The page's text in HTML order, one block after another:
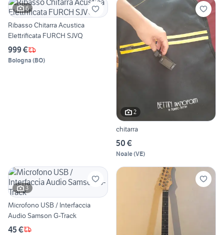
6
Ribasso Chitarra Acustica
Elettrificata FURCH SJVQ
999 €
Bologna (BO)
2
chitarra
50 €
Noale(VE)
3
Microfono USB / Interfaccia
Audio Samson G-Track
45 €